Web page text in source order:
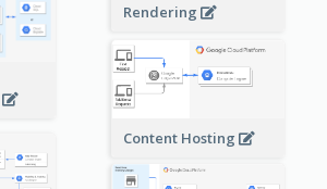
Rendering
Content Hosting